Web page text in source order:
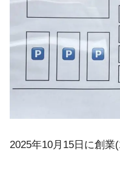
2025年10月15日に創